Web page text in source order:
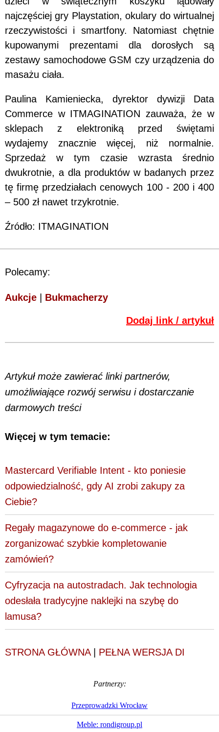
najczęściej gry Playstation, okulary do wirtualnej
rzeczywistości i smartfony. Natomiast chętnie
kupowanymi prezentami dla dorosłych są
zestawy samochodowe GSM czy urządzenia do
masażu ciała.
Paulina Kamieniecka, dyrektor dywizji Data
Commerce w ITMAGINATION zauważa, że w
sklepach z elektroniką przed świętami
wydajemy znacznie więcej, niż normalnie.
Sprzedaż w tym czasie wzrasta średnio
dwukrotnie, a dla produktów w badanych przez
tę firmę przedziałach cenowych 100 - 200 i 400
– 500 zł nawet trzykrotnie.
Źródło: ITMAGINATION
Polecamy:
Aukcje Bukmacherzy
Dodaj link / artykuł
Artykuł może zawierać linki partnerów,
umożliwiające rozwój serwisu i dostarczanie
darmowych treści
Więcej w tym temacie:
Mastercard Verifiable Intent - kto poniesie
odpowiedzialność, gdy AI zrobi zakupy za
Ciebie?
Regały magazynowe do e-commerce - jak
zorganizować szybkie kompletowanie
zamówień?
Cyfryzacja na autostradach. Jak technologia
odesłała tradycyjne naklejki na szybę do
lamusa?
STRONA GŁÓWNA| PEŁNA WERSJA DI
Partnerzy:
Przeprowadzki Wrocław
Meble: rondigroup.pl